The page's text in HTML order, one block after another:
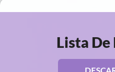
Lista De